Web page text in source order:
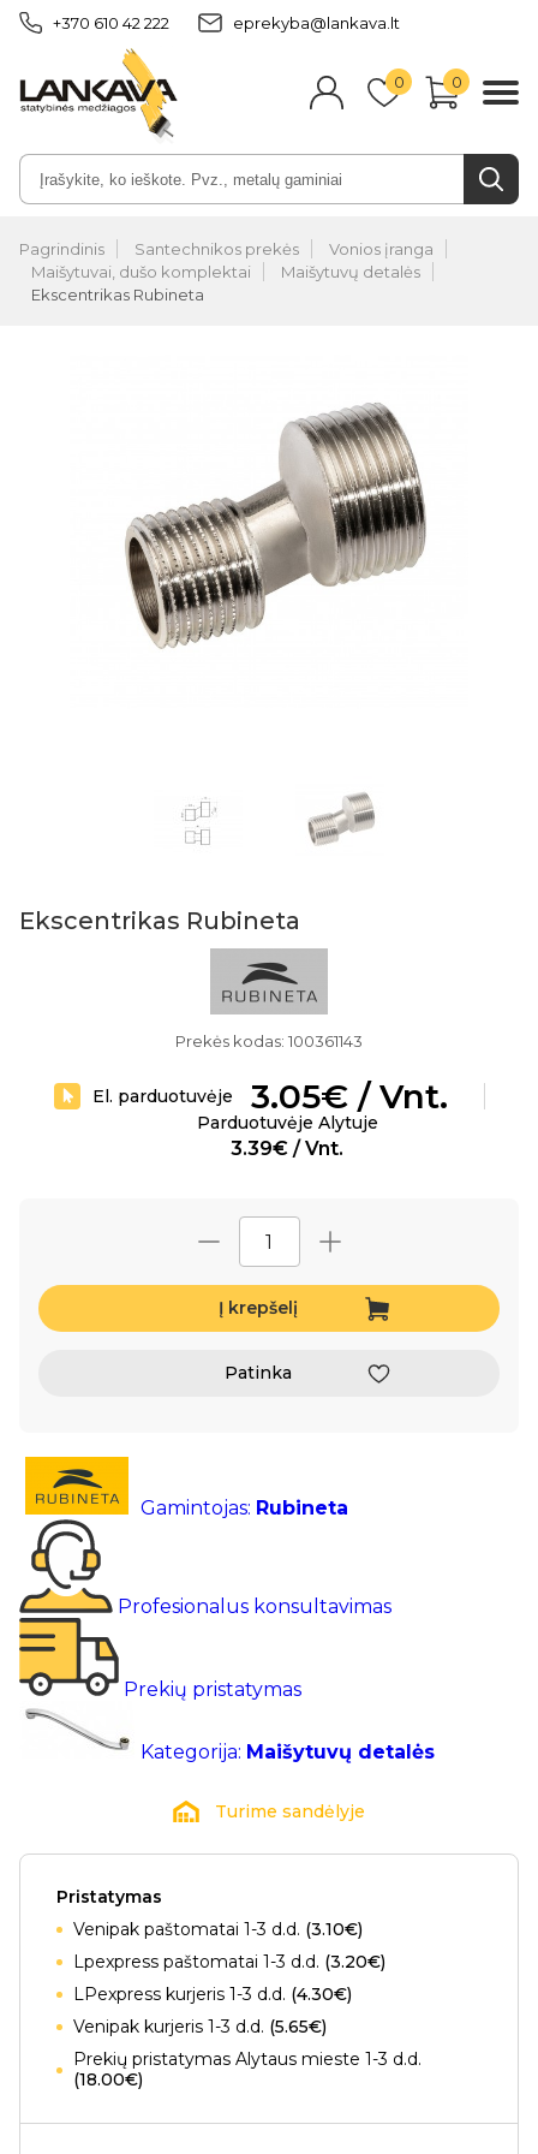
+370 610 42 222 eprekyba@lankava.lt
0 0
Pagrindinis Santechnikos prekės
Vonios įranga
Maišytuvai, dušo komplektai
Maišytuvų detalės
Ekscentrikas Rubineta
Ekscentrikas Rubineta
Prekės kodas: 100361143
El. parduotuvėje 3.05€ / Vnt.
Parduotuvėje Alytuje
3.39€ / Vnt.
Į krepšelį
Patinka
Gamintojas: Rubineta
Profesionalus konsultavimas
Prekių pristatymas
Kategorija: Maišytuvų detalės
Turime sandėlyje
Pristatymas
Venipak paštomatai 1-3 d.d. (3.10€)
Lpexpress paštomatai 1-3 d.d. (3.20€)
LPexpress kurjeris 1-3 d.d. (4.30€)
Venipak kurjeris 1-3 d.d. (5.65€)
Prekių pristatymas Alytaus mieste 1-3 d.d.
(18.00€)